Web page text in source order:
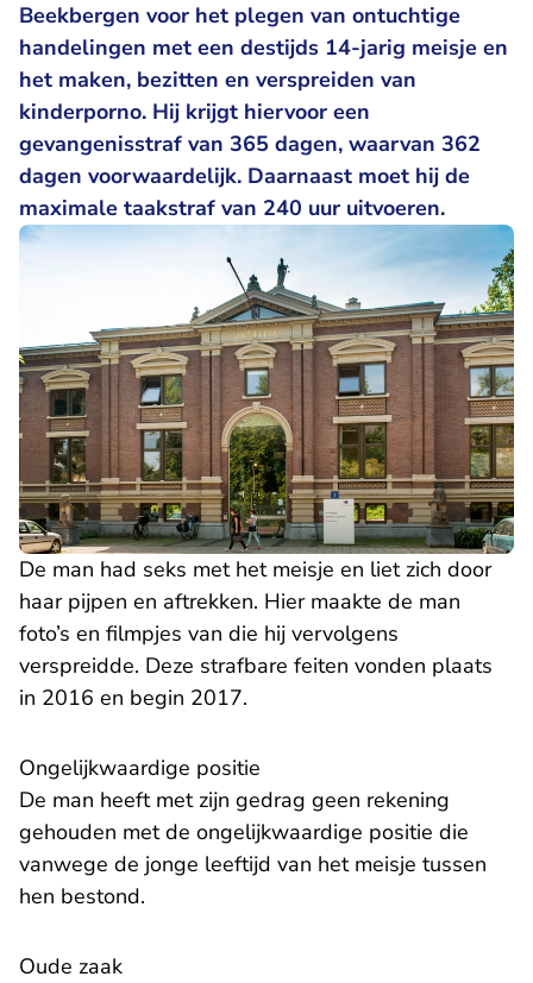
Beekbergen voor het plegen van ontuchtige
handelingen met een destijds 14-jarig meisje en
het maken, bezitten en verspreiden van
kinderporno. Hij krijgt hiervoor een
gevangenisstraf van 365 dagen, waarvan 362
dagen voorwaardelijk. Daarnaast moet hij de
maximale taakstraf van 240 uur uitvoeren.
De man had seks met het meisje en liet zich door
haar pijpen en aftrekken. Hier maakte de man
foto’s en filmpjes van die hij vervolgens
verspreidde. Deze strafbare feiten vonden plaats
in 2016 en begin 2017.
Ongelijkwaardige positie
De man heeft met zijn gedrag geen rekening
gehouden met de ongelijkwaardige positie die
vanwege de jonge leeftijd van het meisje tussen
hen bestond.
Oude zaak